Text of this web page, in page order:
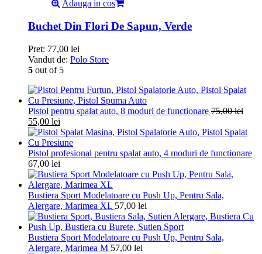
Adauga in cos
Buchet Din Flori De Sapun, Verde
Pret: 77,00 lei
Vandut de: Polo Store
5 out of 5
Pistol pentru spalat auto, 8 moduri de functionare 75,00lei
55,00 lei
Pistol profesional pentru spalat auto, 4 moduri de functionare
67,00 lei
Bustiera Sport Modelatoare cu Push Up, Pentru Sala,
Alergare, Marimea XL 57,00 lei
Bustiera Sport Modelatoare cu Push Up, Pentru Sala,
Alergare, Marimea M 57,00 lei